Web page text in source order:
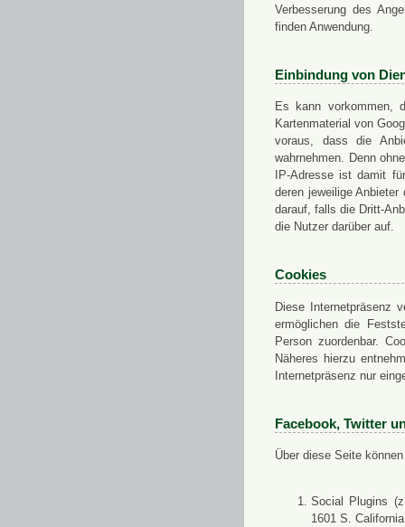
Verbesserung des
finden Anwendung.
Einbindung von
Es kann vorkommen,
Kartenmaterial von
voraus, dass die
wahrnehmen. Denn
IP-Adresse ist damit
deren jeweilige
darauf, falls die Dritt-
die Nutzer darüber auf.
Cookies
Diese Internetpräsenz
ermöglichen die
Person zuordenbar.
Näheres hierzu
Internetpräsenz nur
Facebook, Twitter
Über diese Seite
Social Plugins
1601 S.